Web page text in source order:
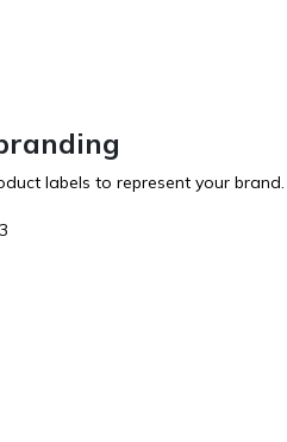
labels to represent your brand.